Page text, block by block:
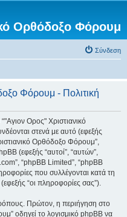
Ορθόδοξο Φόρουμ
Σύνδεση
Φόρουμ - Πολιτική
Ορος" Χριστιανικό
στενά με αυτό (εφεξής
Ορθόδοξο Φόρουμ”,
(εφεξής “αυτοί”, “αυτών”,
“phpBB Limited”, “phpBB
που συλλέγονται κατά τη
“οι πληροφορίες σας”).
Πρώτον, η περιήγηση στο
οδηγεί το λογισμικό phpBB να